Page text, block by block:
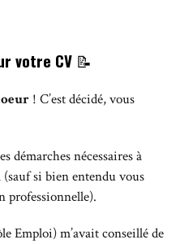
votre CV 📝
! C’est décidé, vous
démarches nécessaires à
(sauf si bien entendu vous
professionnelle).
Emploi) m’avait conseillé de